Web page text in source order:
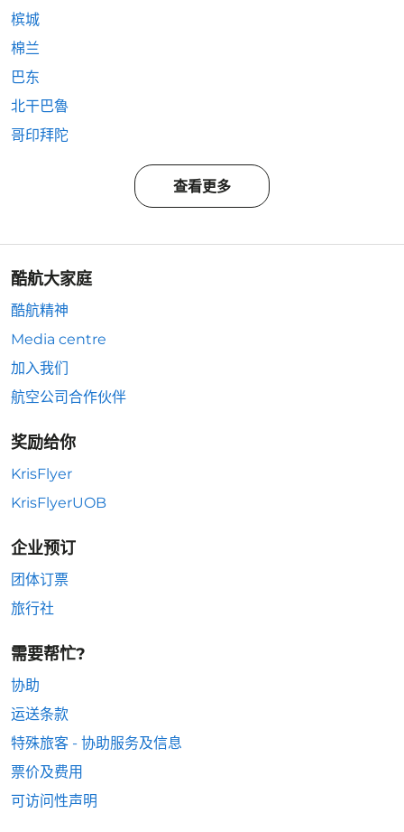
槟城
棉兰
巴东
北干巴魯
哥印拜陀
查看更多
酷航大家庭
酷航精神
Media centre
加入我们
航空公司合作伙伴
奖励给你
KrisFlyer
KrisFlyerUOB
企业预订
团体订票
旅行社
需要帮忙?
协助
运送条款
特殊旅客 - 协助服务及信息
票价及费用
可访问性声明